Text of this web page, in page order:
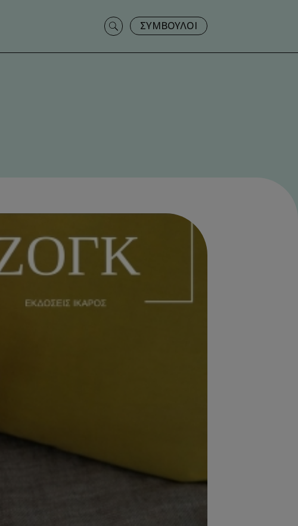
Search
for:
ΣΥΜΒΟΥΛΟΙ